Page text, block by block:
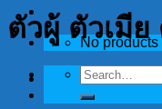
No products
Search
for:
ตัวผู้ ตัวเมีย